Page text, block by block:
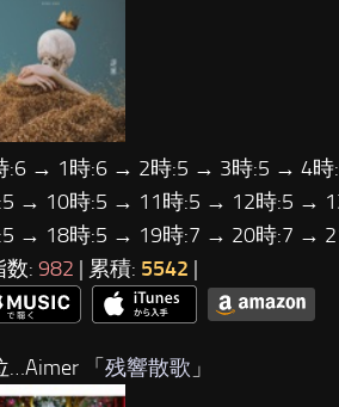
:6 → 1時:6 → 2時:5 → 3時:5 → 4
→ 10時:5 → 11時:5 → 12時:5 →
→ 18時:5 → 19時:7 → 20時:7 →
数: 982 | 累積: 5542 |
…Aimer 「 残響散歌 」